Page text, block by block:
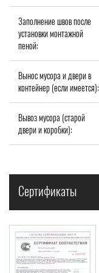
Заполнение швов после
установки монтажной
пеной:
Вынос мусора и двери в
контейнер (если имеется):
Вывоз мусора (старой
двери и коробки):
Сертификаты